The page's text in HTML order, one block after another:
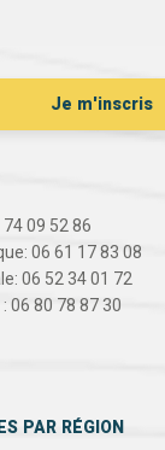
09 52 86
06 61 17 83 08
06 52 34 01 72
06 80 78 87 30
PAR RÉGION